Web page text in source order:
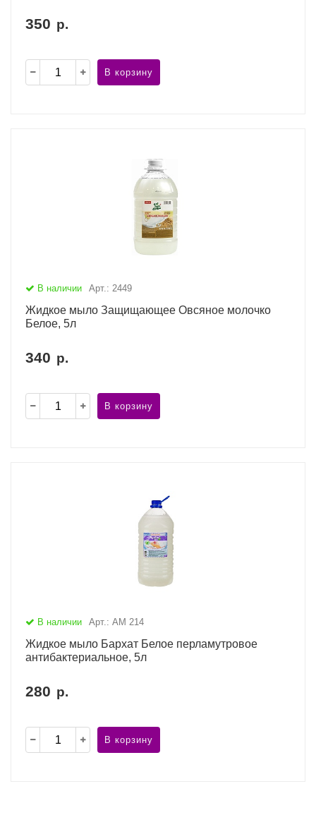
350 р.
В корзину
В наличии Арт.: 2449
Жидкое мыло Защищающее Овсяное молочко
Белое, 5л
340 р.
В корзину
В наличии Арт.: АМ 214
Жидкое мыло Бархат Белое перламутровое
антибактериальное, 5л
280 р.
В корзину